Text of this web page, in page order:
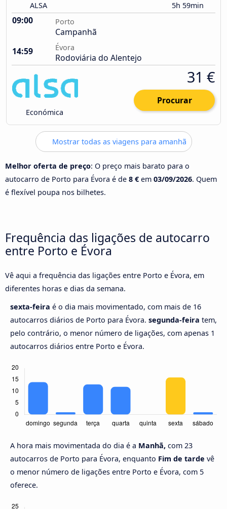
ALSA 5h 59min
09:00 Porto
Campanhã
14:59
Évora
Rodoviária do Alentejo
Económica
31 €
Procurar
Mostrar todas as viagens para amanhã
Melhor oferta de preço: O preço mais barato para o
autocarro de Porto para Évora é de 8 € em 03/09/2026. Quem
é flexível poupa nos bilhetes.
Frequência das ligações de autocarro
entre Porto e Évora
Vê aqui a frequência das ligações entre Porto e Évora, em
diferentes horas e dias da semana.
sexta-feira é o dia mais movimentado, com mais de 16
autocarros diários de Porto para Évora. segunda-feira tem,
pelo contrário, o menor número de ligações, com apenas 1
autocarros diários entre Porto e Évora.
A hora mais movimentada do dia é a Manhã, com 23
autocarros de Porto para Évora, enquanto Fim de tarde vê
o menor número de ligações entre Porto e Évora, com 5
oferece.